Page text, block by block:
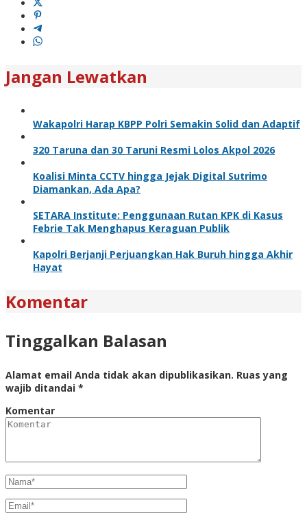
Jangan Lewatkan
Wakapolri Harap KBPP Polri Semakin Solid dan Adaptif
320 Taruna dan 30 Taruni Resmi Lolos Akpol 2026
Koalisi Minta CCTV hingga Jejak Digital Sutrimo
Diamankan, Ada Apa?
SETARA Institute: Penggunaan Rutan KPK di Kasus
Febrie Tak Menghapus Keraguan Publik
Kapolri Berjanji Perjuangkan Hak Buruh hingga Akhir
Hayat
Komentar
Tinggalkan Balasan
Alamat email Anda tidak akan dipublikasikan. Ruas yang
wajib ditandai *
Komentar